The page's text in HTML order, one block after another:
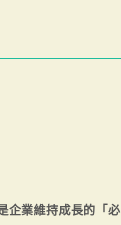
企業維持成長的「必